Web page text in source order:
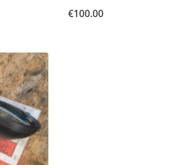
€100.00